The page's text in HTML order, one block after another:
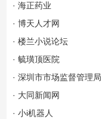
· 海正药业
· 博天人才网
· 楼兰小说论坛
· 毓璜顶医院
· 深圳市市场监督管理局
· 大同新闻网
· 小i机器人